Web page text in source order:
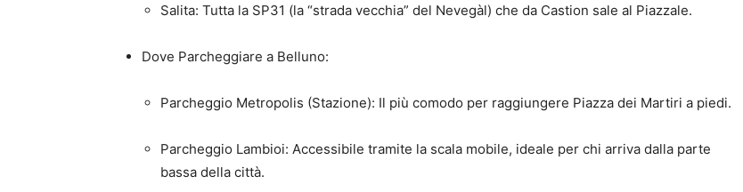
Salita: Tutta la SP31 (la “strada vecchia” del Nevegàl) che da Castion sale al Piazzale.
Dove Parcheggiare a Belluno:
Parcheggio Metropolis (Stazione): Il più comodo per raggiungere Piazza dei Martiri a piedi.
Parcheggio Lambioi: Accessibile tramite la scala mobile, ideale per chi arriva dalla parte
bassa della città.